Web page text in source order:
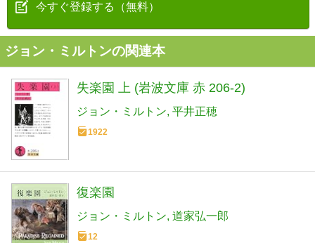
今すぐ登録する（無料）
ジョン・ミルトンの関連本
失楽園 上 (岩波文庫 赤 206-2)
ジョン・ミルトン 平井正穂
1922
復楽園
ジョン・ミルトン 道家弘一郎
12